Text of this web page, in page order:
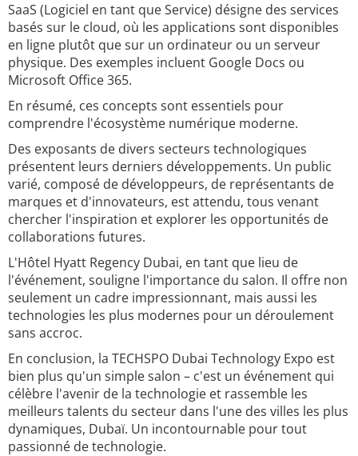
SaaS (Logiciel en tant que Service) désigne des services
basés sur le cloud, où les applications sont disponibles
en ligne plutôt que sur un ordinateur ou un serveur
physique. Des exemples incluent Google Docs ou
Microsoft Office 365.
En résumé, ces concepts sont essentiels pour
comprendre l'écosystème numérique moderne.
Des exposants de divers secteurs technologiques
présentent leurs derniers développements. Un public
varié, composé de développeurs, de représentants de
marques et d'innovateurs, est attendu, tous venant
chercher l'inspiration et explorer les opportunités de
collaborations futures.
L'Hôtel Hyatt Regency Dubai, en tant que lieu de
l'événement, souligne l'importance du salon. Il offre non
seulement un cadre impressionnant, mais aussi les
technologies les plus modernes pour un déroulement
sans accroc.
En conclusion, la TECHSPO Dubai Technology Expo est
bien plus qu'un simple salon – c'est un événement qui
célèbre l'avenir de la technologie et rassemble les
meilleurs talents du secteur dans l'une des villes les plus
dynamiques, Dubaï. Un incontournable pour tout
passionné de technologie.